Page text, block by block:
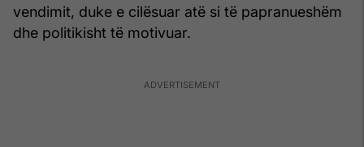
vendimit, duke e cilësuar atë si të papranueshëm
dhe politikisht të motivuar.